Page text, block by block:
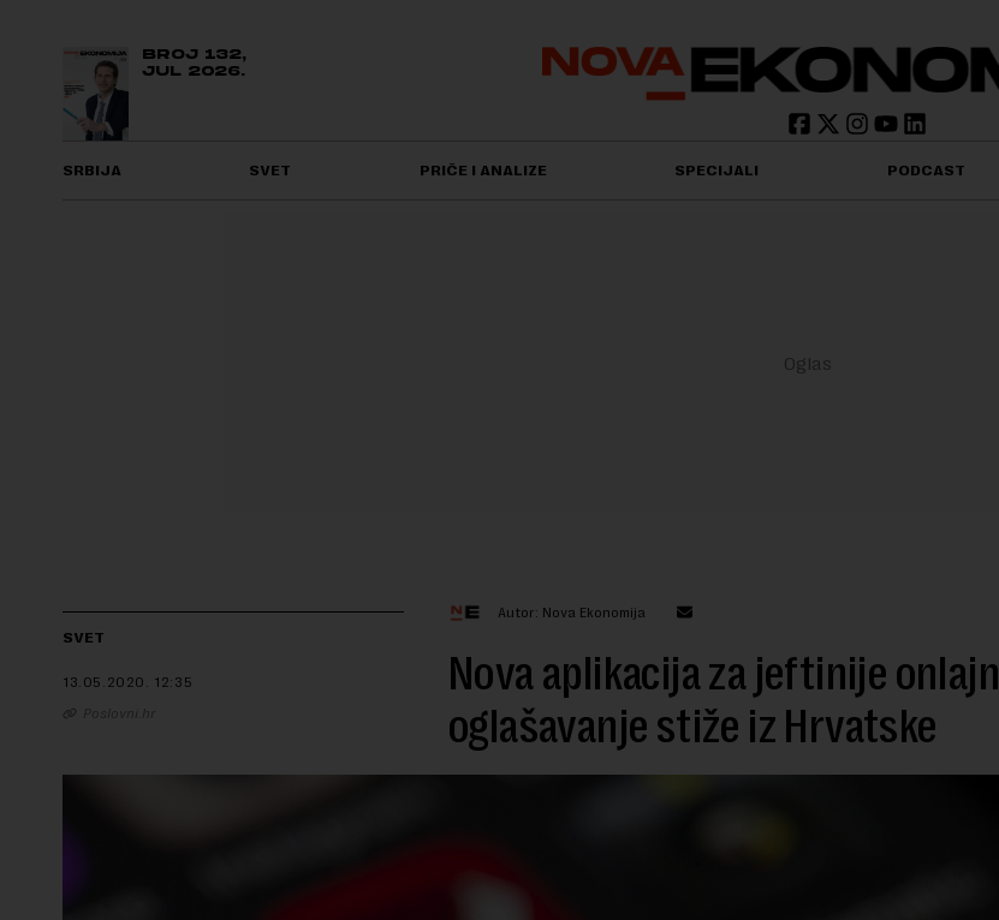
BROJ 132,
JUL 2026.
SRBIJA SVET PRIČE I ANALIZE SPECIJALI PODCAST
SVET
13.05.2020. 12:35
Poslovni.hr
Autor: Nova Ekonomija
Nova aplikacija za jeftinije onlajn
oglašavanje stiže iz Hrvatske